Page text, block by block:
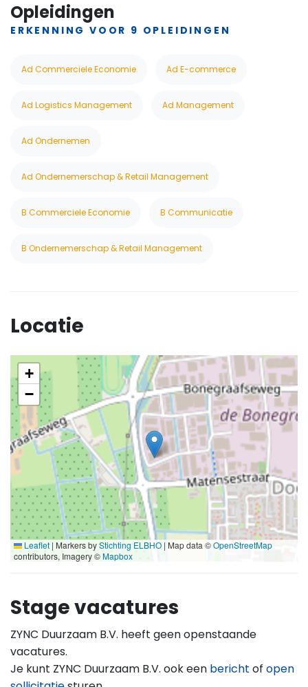
Opleidingen
ERKENNING VOOR 9 OPLEIDINGEN
Ad Commerciele Economie Ad E-commerce
Ad Logistics Management Ad Management
Ad Ondernemen
Ad Ondernemerschap & Retail Management
B Commerciele Economie B Communicatie
B Ondernemerschap & Retail Management
Locatie
+
−
Leaflet | Markers byStichting ELBHO | Map data ©OpenStreetMap
contributors, Imagery ©Mapbox
Stage vacatures
ZYNC Duurzaam B.V. heeft geen openstaande
vacatures.
Je kunt ZYNC Duurzaam B.V. ook een bericht of open